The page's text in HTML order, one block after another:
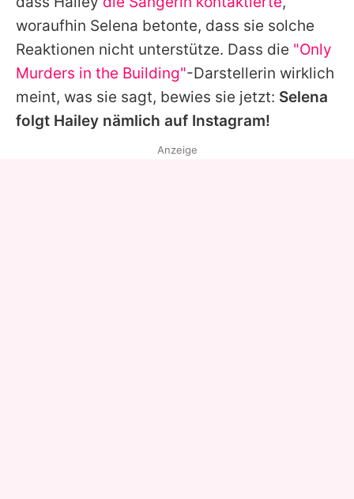
woraufhin Selena betonte, dass sie solche
Reaktionen nicht unterstütze. Dass die "Only
Murders in the Building"-Darstellerin wirklich
meint, was sie sagt, bewies sie jetzt: Selena
folgt Hailey nämlich auf Instagram!
Anzeige